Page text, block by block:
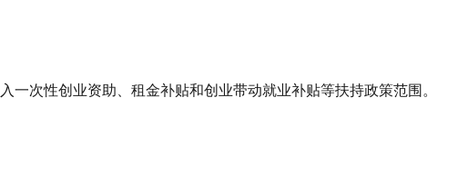
次性创业资助、租金补贴和创业带动就业补贴等扶持政策范围。